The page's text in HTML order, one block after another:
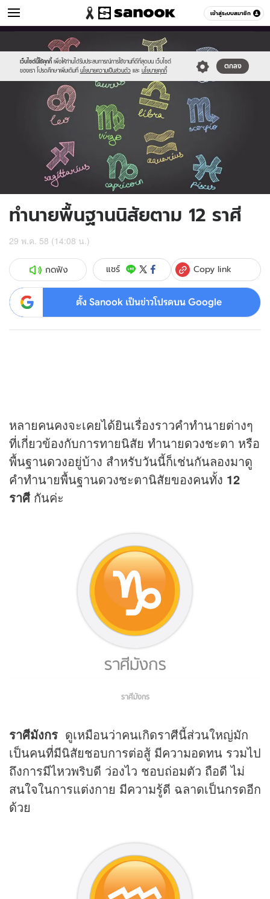
เข้าสู่ระบบสมาชิก
ดูดวง หมวดอื่นๆ
เว็บไซต์นี้ใช้คุกกี้ เพื่อให้ท่านได้รับประสบการณ์การใช้งานที่ดีที่สุดบน เว็บไซต์
ของเรา โปรดศึกษาเพิ่มเติมที่ นโยบายความเป็นส่วนตัว และ นโยบายคุกกี้
ตกลง
//s.isanook.com/sr/0/images/logo-
new-
sanook.png
//s.isanook.com/ho/0/ud/16/83469/m1.jpg
ทำนายพื้นฐานนิสัยตาม 12 ราศี
29 พ.ค. 58 (14:08 น.)
กดฟัง แชร์ Copy link
ตั้ง Sanook เป็นข่าวโปรดบน Google
หลายคนคงจะเคยได้ยินเรื่องราวคำทำนายต่างๆ
ที่เกี่ยวข้องกับการทายนิสัย ทำนายดวงชะตา หรือ
พื้นฐานดวงอยู่บ้าง สำหรับวันนี้ก็เช่นกันลองมาดู
คำทำนายพื้นฐานดวงชะตานิสัยของคนทั้ง 12
ราศี กันค่ะ
ราศีมังกร
ราศีมังกร ดูเหมือนว่าคนเกิดราศีนี้ส่วนใหญ่มัก
เป็นคนที่มีนิสัยชอบการต่อสู้ มีความอดทน รวมไป
ถึงการมีไหวพริบดี ว่องไว ชอบถ่อมตัว ถือดี ไม่
สนใจในการแต่งกาย มีความรู้ดี ฉลาดเป็นกรดอีก
ด้วย